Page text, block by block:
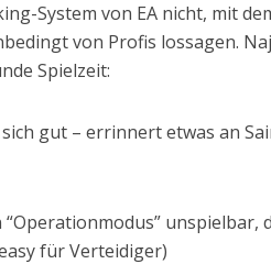
System von EA nicht, mit
von Profis lossagen.
Spielzeit:
gut – errinnert etwas an
unspielbar,
für Verteidiger)